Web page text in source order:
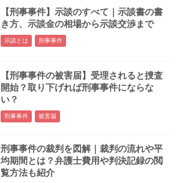
【刑事事件】示談のすべて｜示談書の書
き方、示談金の相場から示談交渉まで
示談とは 刑事事件
【刑事事件の被害届】受理されると捜査
開始？取り下げれば刑事事件にならな
い？
刑事事件 被害届
刑事事件の裁判を図解｜裁判の流れや平
均期間とは？弁護士費用や判決記録の閲
覧方法も紹介